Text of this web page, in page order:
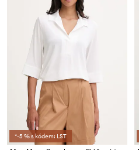
*-5 % s kódem: LST